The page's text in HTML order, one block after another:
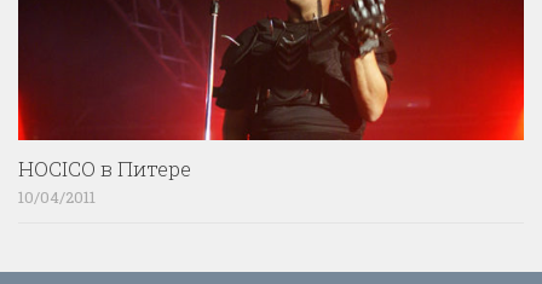
HOCICO в Питере
10/04/2011